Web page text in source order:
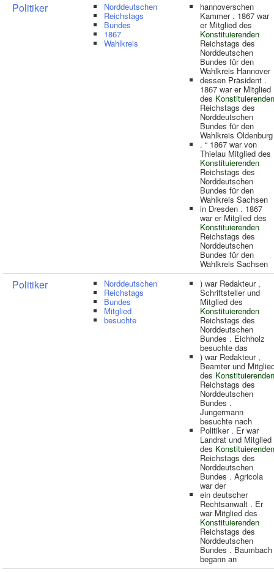
Politiker Norddeutschen
Reichstags
Bundes
1867
Wahlkreis
hannoverschen
Kammer . 1867 war
er Mitglied des
Konstituierenden
Reichstags des
Norddeutschen
Bundes für den
Wahlkreis Hannover
dessen Präsident .
1867 war er Mitglied
des Konstituierenden
Reichstags des
Norddeutschen
Bundes für den
Wahlkreis Oldenburg
. “ 1867 war von
Thielau Mitglied des
Konstituierenden
Reichstags des
Norddeutschen
Bundes für den
Wahlkreis Sachsen
in Dresden . 1867
war er Mitglied des
Konstituierenden
Reichstags des
Norddeutschen
Bundes für den
Wahlkreis Sachsen
Politiker Norddeutschen
Reichstags
Bundes
Mitglied
besuchte
) war Redakteur ,
Schriftsteller und
Mitglied des
Konstituierenden
Reichstags des
Norddeutschen
Bundes . Eichholz
besuchte das
) war Redakteur ,
Beamter und
des Konstituierenden
Reichstags des
Norddeutschen
Bundes .
Jungermann
besuchte nach
Politiker . Er war
Landrat und Mitglied
des Konstituierenden
Reichstags des
Norddeutschen
Bundes . Agricola
war der
ein deutscher
Rechtsanwalt . Er
war Mitglied des
Konstituierenden
Reichstags des
Norddeutschen
Bundes . Baumbach
begann an